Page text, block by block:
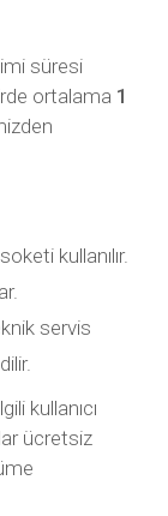
süresi
ortalama 1
kullanılır.
servis
kullanıcı
ücretsiz